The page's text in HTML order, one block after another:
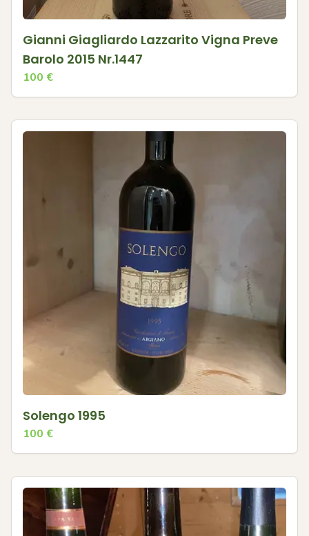
Gianni Giagliardo Lazzarito Vigna Preve
Barolo 2015 Nr.1447
100 €
Solengo 1995
100 €